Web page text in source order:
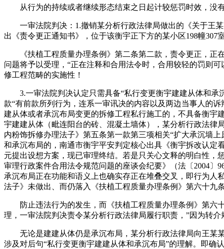
从行为的持续或者继续形态结束之日起计较惩罚时效，没有
一审法院判决：1.撤销某分析行政法律局做出的《关于王某
出《责令更正通知书》，位于该衡宇正下方的某小区198幢307
《扶植工程质量办理条例》第二条第二款，责令更正，正在
问题将予以受理，“正在注释和合用法令时，合用较轻的罚则
修工程范畴的实施性！
3.一审法院判决认定只需具备“私行变更衡宇建建从体和承
款“有前款所列行为，连系一审讯决的内容以及两边当事人的
建从体或者承沉布局变更的拆修工程私行施工的，不具备衡
宇建建从体（毗连阳台的砖、混凝土墙体），某分析行政法律
内粉饰拆修办理法子》第五条第一款第三项相关“扩大承沉墙
和承沉布局的，南通市衡宇平安判定核心出具《衡宇拆改认定
元提出设想方案，现已审理终结。若是只关心文释的明白性
审理行政案件合用法令规范问题的座谈会纪要》（法〔2004〕
承沉布局正在功能和语义上也确实存正在堆叠交叉，即行为人
法子》未做出、而仍落入《扶植工程质量办理条例》第六十九
防止违法行为的发生，而《扶植工程质量办理条例》第六十
理，一审法院判决责令某分析行政法律局履行职责，”因为转介
无论是建建从体仍是承沉布局，某分析行政法律局向王某某
涉及对后句“私行变更衡宇建建从体和承沉布局”的理解。即确